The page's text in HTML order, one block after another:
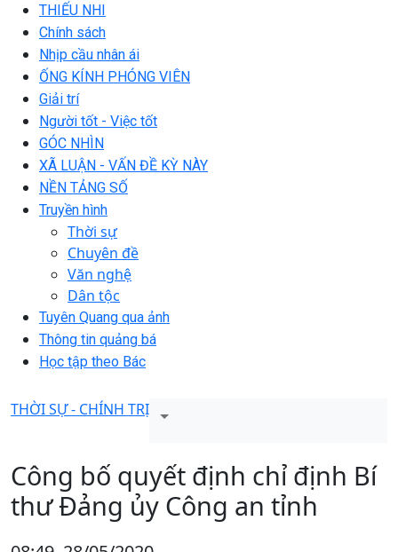
THIẾU NHI
Chính sách
Nhịp cầu nhân ái
ỐNG KÍNH PHÓNG VIÊN
Giải trí
Người tốt - Việc tốt
GÓC NHÌN
XÃ LUẬN - VẤN ĐỀ KỲ NÀY
NỀN TẢNG SỐ
Truyền hình
Thời sự
Chuyên đề
Văn nghệ
Dân tộc
Tuyên Quang qua ảnh
Thông tin quảng bá
Học tập theo Bác
THỜI SỰ - CHÍNH TRỊ
Công bố quyết định chỉ định Bí
thư Đảng ủy Công an tỉnh